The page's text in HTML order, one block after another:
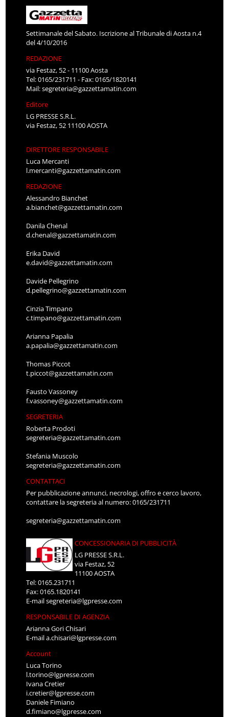
Settimanale del Sabato. Iscrizione al Tribunale di Aosta n.4
del 4/10/2016
REDAZIONE
via Festaz, 52 - 11100 Aosta
Tel: 0165/231711 - Fax: 0165/1820141
Mail:segreteria@gazzettamatin.com
Editore
LG PRESSE S.R.L.
via Festaz, 52 11100 AOSTA
DIRETTORE RESPONSABILE
Luca Mercanti
l.mercanti@gazzettamatin.com
REDAZIONE
Alessandro Bianchet
a.bianchet@gazzettamatin.com
Danila Chenal
d.chenal@gazzettamatin.com
Erika David
e.david@gazzettamatin.com
Davide Pellegrino
d.pellegrino@gazzettamatin.com
Cinzia Timpano
c.timpano@gazzettamatin.com
Arianna Papalia
a.papalia@gazzettamatin.com
Thomas Piccot
t.piccot@gazzettamatin.com
Fausto Vassoney
f.vassoney@gazzettamatin.com
SEGRETERIA
Roberta Prodoti
segreteria@gazzettamatin.com
Stefania Muscolo
segreteria@gazzettamatin.com
CONTATTACI
Per pubblicazione annunci, necrologi, offro e cerco lavoro,
contattare la segreteria al numero: 0165/231711
segreteria@gazzettamatin.com
CONCESSIONARIA DI PUBBLICITÀ
LG PRESSE S.R.L.
via Festaz, 52
11100 AOSTA
Tel: 0165.231711
Fax: 0165.1820141
E-mailsegreteria@lgpresse.com
RESPONSABILE DI AGENZIA
Arianna Gori Chisari
E-maila.chisari@lgpresse.com
Account
Luca Torino
l.torino@lgpresse.com
Ivana Cretier
i.cretier@lgpresse.com
Daniele Fimiano
d.fimiano@lgpresse.com